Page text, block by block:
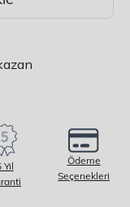
Yıl
Ödeme
Seçenekleri